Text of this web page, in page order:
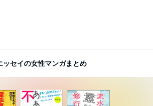
ッセイの女性マンガまとめ